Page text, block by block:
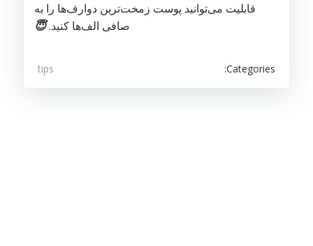
قابلیت می‌توانید پوست زمخت‌ترین دوارف‌ها را به
صافی الف‌ها کنید.😇
Categories:
tips